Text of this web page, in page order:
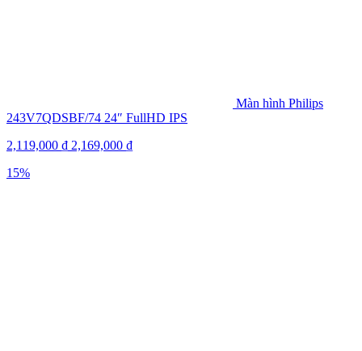
Màn hình Philips
243V7QDSBF/74 24″ FullHD IPS
2,119,000 ₫ 2,169,000 ₫
15%